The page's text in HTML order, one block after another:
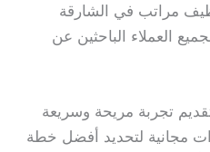
مراتب في الشارقة
العملاء الباحثين عن
تجربة مريحة وسريعة
مجانية لتحديد أفضل خطة